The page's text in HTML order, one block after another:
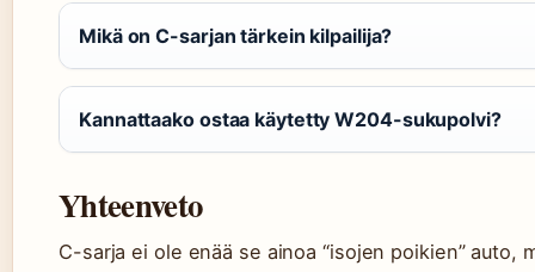
Mikä on C-sarjan tärkein kilpailija?
Kannattaako ostaa käytetty W204-sukupolvi?
Yhteenveto
C-sarja ei ole enää se ainoa “isojen poikien” auto,